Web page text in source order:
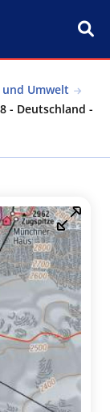
Umwelt
- Deutschland -